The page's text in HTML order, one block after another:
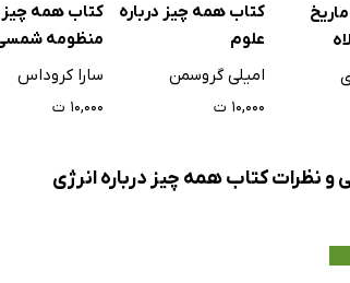
کتاب همه چیز درباره
علوم
امیلی گروسمن
۱۰,۰۰۰ ت
کتاب همه چیز
منظومه
سارا کروداس
۱۰,۰۰۰ ت
و نظرات کتاب همه چیز درباره انرژی